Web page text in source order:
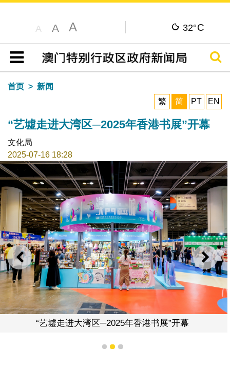
A A A 32°C
目录
搜寻
首页
新闻
繁
简 PT EN
“艺墟走进大湾区─2025年香港书展”开幕
文化局
2025-07-16 18:28
上一则 下一
“艺墟走进大湾区─2025年香港书展”开幕
1 2 3